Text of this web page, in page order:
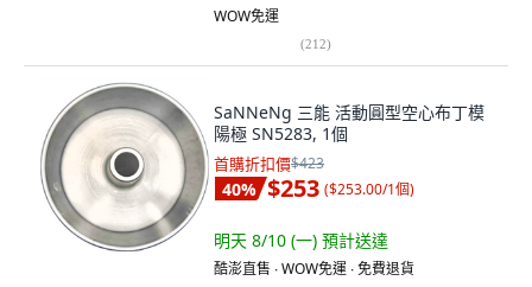
WOW免運
(212)
SaNNeNg 三能 活動圓型空心布丁模
陽極 SN5283, 1個
首購折扣價$423
40% $253 ($253.00/1個)
明天 8/10 (一) 預計送達
酷澎直售 ∙ WOW免運 ∙ 免費退貨